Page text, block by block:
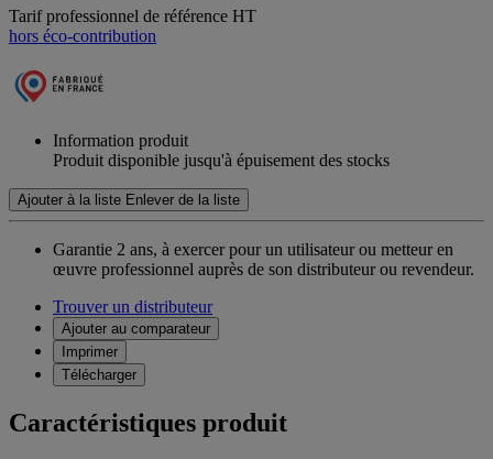
Tarif professionnel de référence HT
hors éco-contribution
Information produit
Produit disponible jusqu'à épuisement des stocks
Ajouter à la liste Enlever de la liste
Garantie 2 ans, à exercer pour un utilisateur ou metteur en
œuvre professionnel auprès de son distributeur ou revendeur.
Trouver un distributeur
Ajouter au comparateur
Imprimer
Télécharger
Caractéristiques produit